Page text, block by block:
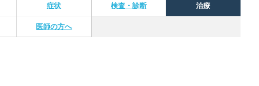
症状 検査・診断 治療
医師の方へ